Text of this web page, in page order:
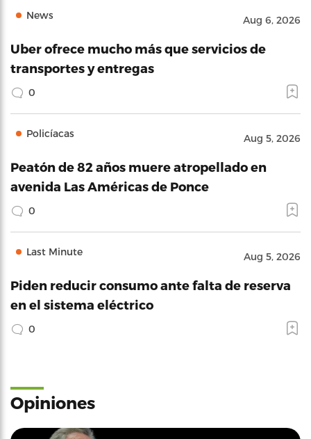
News Aug 6, 2026
Uber ofrece mucho más que servicios de
transportes y entregas
0
Policíacas Aug 5, 2026
Peatón de 82 años muere atropellado en
avenida Las Américas de Ponce
0
Last Minute Aug 5, 2026
Piden reducir consumo ante falta de reserva
en el sistema eléctrico
0
Opiniones